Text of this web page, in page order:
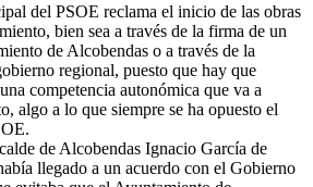
del PSOE reclama el inicio de las obras
bien sea a través de la firma de un
de Alcobendas o a través de la
regional, puesto que hay que
competencia autonómica que va a
algo a lo que siempre se ha opuesto el
de Alcobendas Ignacio García de
llegado a un acuerdo con el Gobierno